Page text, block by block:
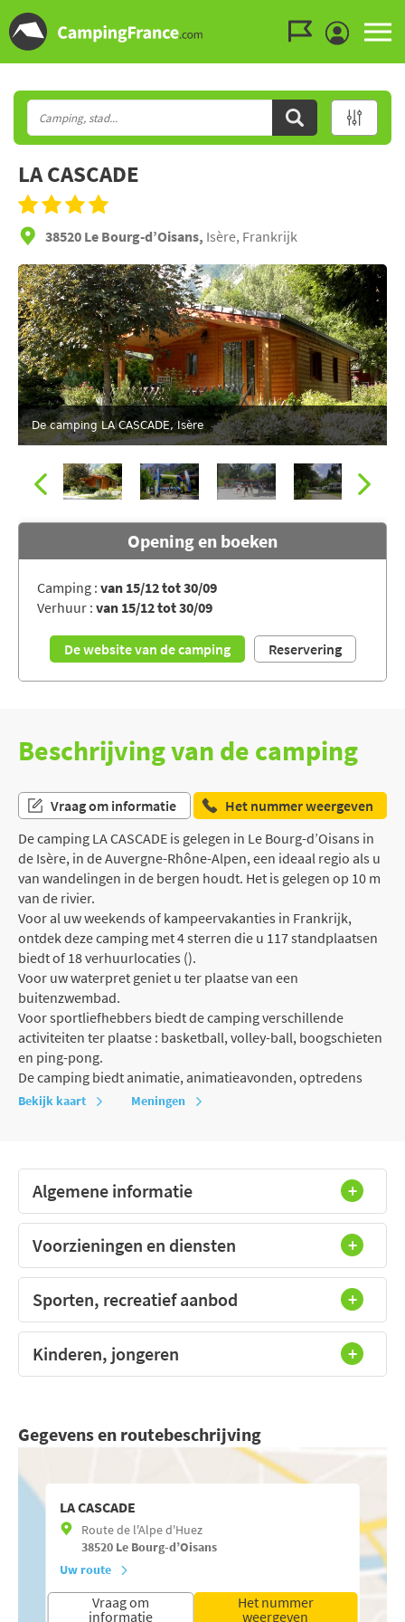
LA CASCADE
38520 Le Bourg-d’Oisans, Isère, Frankrijk
De camping LA CASCADE, Isère
De camping LA CASCADE, Isère
Opening en boeken
Camping : van 15/12 tot 30/09
Verhuur : van 15/12 tot 30/09
De website van de camping Reservering
Beschrijving van de camping
Vraag om informatie
Het nummer weergeven
De camping LA CASCADE is gelegen in Le Bourg-d’Oisans in
de Isère, in de Auvergne-Rhône-Alpen, een ideaal regio als u
van wandelingen in de bergen houdt. Het is gelegen op 10 m
van de rivier.
Voor al uw weekends of kampeervakanties in Frankrijk,
ontdek deze camping met 4 sterren die u 117 standplaatsen
biedt of 18 verhuurlocaties ().
Voor uw waterpret geniet u ter plaatse van een
buitenzwembad.
Voor sportliefhebbers biedt de camping verschillende
activiteiten ter plaatse : basketball, volley-ball, boogschieten
en ping-pong.
De camping biedt animatie, animatieavonden, optredens
Bekijk kaart Meningen
Algemene informatie
Voorzieningen en diensten
Sporten, recreatief aanbod
Kinderen, jongeren
Gegevens en routebeschrijving
LA CASCADE
Route de l'Alpe d'Huez
38520 Le Bourg-d’Oisans
Uw route
Vraag om
informatie
Het nummer
weergeven